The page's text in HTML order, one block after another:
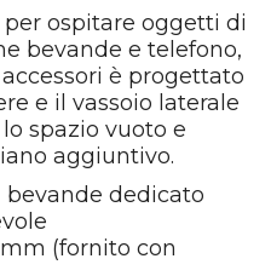
ospitare oggetti di
bevande e telefono,
è progettato
e il vassoio laterale
spazio vuoto e
aggiuntivo.
bevande dedicato
mm (fornito con